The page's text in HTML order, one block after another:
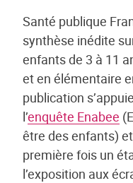
Santé publique
synthèse inédite
enfants de 3 à 11
et en élémentaire
publication
l’enquête Enabee
être des enfants)
première fois un
l’exposition aux